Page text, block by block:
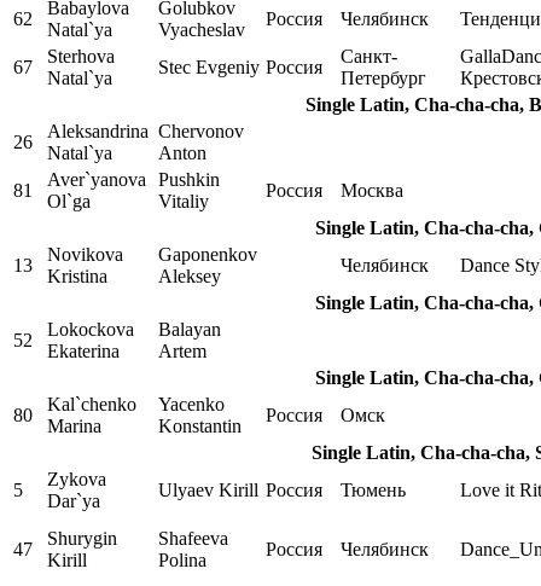
62
Babaylova
Natal`ya
Golubkov
Vyacheslav
Россия Челябинск
67
Sterhova
Natal`ya
Stec Evgeniy Россия
Санкт-
Петербург
Single Latin, Cha-cha-cha,
26
Aleksandrina
Natal`ya
Chervonov
Anton
81
Aver`yanova
Ol`ga
Pushkin
Vitaliy
Россия
Москва
Single Latin, Cha-cha-cha,
13
Novikova
Kristina
Gaponenkov
Aleksey
Челябинск
Dance
Single Latin, Cha-cha-cha,
52
Lokockova
Ekaterina
Balayan
Artem
Single Latin, Cha-cha-cha,
80
Kal`chenko
Marina
Yacenko
Konstantin
Россия
Омск
Single Latin, Cha-cha-cha,
5
Zykova
Dar`ya
Ulyaev Kirill Россия Тюмень Love it
47
Shurygin
Kirill
Shafeeva
Polina
Россия Челябинск